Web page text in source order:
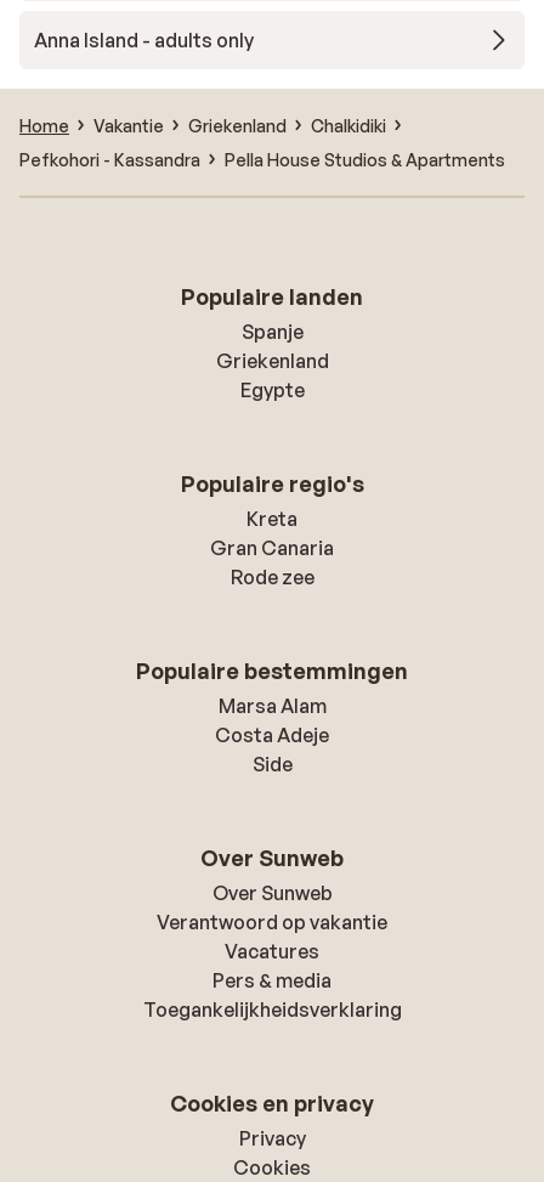
Anna Island - adults only
Home Vakantie Griekenland
Chalkidiki
Pefkohori - Kassandra
Pella House Studios & Apartments
Populaire landen
Spanje
Griekenland
Egypte
Populaire regio's
Kreta
Gran Canaria
Rode zee
Populaire bestemmingen
Marsa Alam
Costa Adeje
Side
Over Sunweb
Over Sunweb
Verantwoord op vakantie
Vacatures
Pers & media
Toegankelijkheidsverklaring
Cookies en privacy
Privacy
Cookies